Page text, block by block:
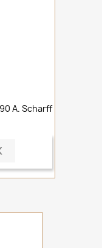
A. Scharff